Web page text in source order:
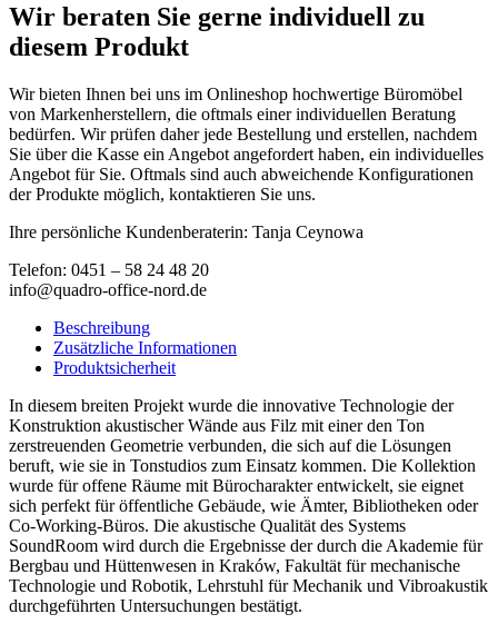
Wir beraten Sie gerne individuell zu
diesem Produkt
Wir bieten Ihnen bei uns im Onlineshop hochwertige Büromöbel
von Markenherstellern, die oftmals einer individuellen Beratung
bedürfen. Wir prüfen daher jede Bestellung und erstellen, nachdem
Sie über die Kasse ein Angebot angefordert haben, ein individuelles
Angebot für Sie. Oftmals sind auch abweichende Konfigurationen
der Produkte möglich, kontaktieren Sie uns.
Ihre persönliche Kundenberaterin: Tanja Ceynowa
Telefon: 0451 – 58 24 48 20
info@quadro-office-nord.de
Beschreibung
Zusätzliche Informationen
Produktsicherheit
In diesem breiten Projekt wurde die innovative Technologie der
Konstruktion akustischer Wände aus Filz mit einer den Ton
zerstreuenden Geometrie verbunden, die sich auf die Lösungen
beruft, wie sie in Tonstudios zum Einsatz kommen. Die Kollektion
wurde für offene Räume mit Bürocharakter entwickelt, sie eignet
sich perfekt für öffentliche Gebäude, wie Ämter, Bibliotheken oder
Co-Working-Büros. Die akustische Qualität des Systems
SoundRoom wird durch die Ergebnisse der durch die Akademie für
Bergbau und Hüttenwesen in Kraków, Fakultät für mechanische
Technologie und Robotik, Lehrstuhl für Mechanik und Vibroakustik
durchgeführten Untersuchungen bestätigt.